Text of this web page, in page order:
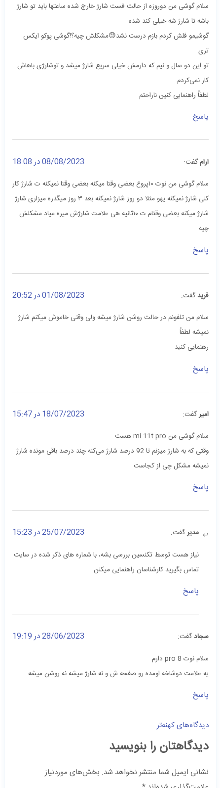
سلام گوشی من دوروزه از حالت فست شارژ خارج شده ساعتها باید تو شارژ
باشه تا شارژ شه خیلی کند شده
گوشیمو فلش کردم بازم درست نشد😓مشکلش چیه؟!گوشی پوکو ایکس
تری
تو این دو سال و نیم که دارمش خیلی سریع شارژ میشد و توشارژی باهاش
کار نمی‌کردم
لطفاً راهنمایی کنین ناراحتم
پاسخ
ارامگفت: 08/08/2023 در 18:08
سلام گوشی من نوت ۱۰پروع بعضی وقتا میکنه بعضی وقتا نمیکنه ت شارژ کار
کنی شارژ نمیکنه یهو مثلا دو روز شارژ نمیکنه بعد ۳ روز میگذره میزاری شارژ
شارژ میکنه بعضی وقتام ت ۱۰ثانیه هی علامت شارژش میره میاد مشکلش
چیه
پاسخ
فرید گفت: 01/08/2023 در 20:52
سلام من تلفونم در حالت روشن شارژ میشه ولی وقتی خاموش میکنم شارژ
نمیشه لطفاً
رهنمایی کنید
پاسخ
امیرگفت: 18/07/2023 در 15:47
سلام گوشی من mi 11t pro هست
وقتی که به شارژ میزنم تا 92 درصد شارژ می‌کنه چند درصد باقی مونده شارژ
نمیشه مشکل چی از کجاست
پاسخ
مدیرگفت: 25/07/2023 در 15:23
نیاز هست توسط تکنسین بررسی بشه، با شماره های ذکر شده در سایت
تماس بگیرید کارشناسان راهنمایی میکنن
پاسخ
سجادگفت: 28/06/2023 در 19:19
سلام نوت 8 pro دارم
یه علامت دوشاخه اومده رو صفحه ش و نه شارژ میشه نه روشن میشه
پاسخ
دیدگاه‌های کهنه‌تر
دیدگاهتان را بنویسید
نشانی ایمیل شما منتشر نخواهد شد. بخش‌های موردنیاز